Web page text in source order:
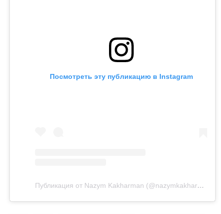
Посмотреть эту публикацию в Instagram
Публикация от Nazym Kakharman (@nazymkakharman)